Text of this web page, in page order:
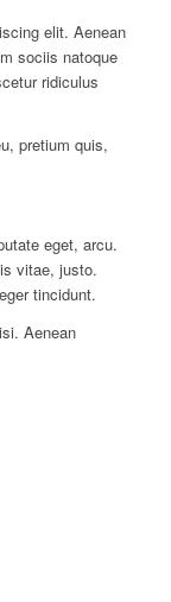
elit. Aenean
sociis natoque
ridiculus
pretium quis,
eget, arcu.
vitae, justo.
tincidunt.
Aenean